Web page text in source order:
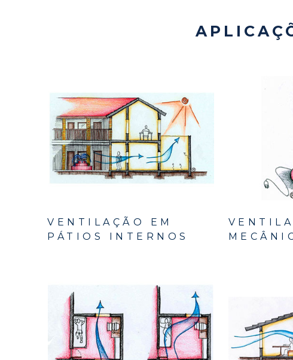
VENTILAÇÃO EM
PÁTIOS INTERNOS